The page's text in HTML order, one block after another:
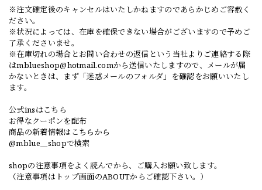
※注文確定後のキャンセルはいたしかねますのであらかじめご容赦く
ださい。
※状況によっては、在庫を確保できない場合がございますので予めご
了承くださいませ。
※在庫切れの場合とお問い合わせの返信という当社よりご連絡する際
はmblueshop@hotmail.comから送信いたしますので、メールが届
かないときは、まず「迷惑メールのフォルダ」を確認をお願いいたし
ます。
公式insはこちら
お得なクーポンを配布
商品の新着情報はこちらから
@mblue__shopで検索
shopの注意事項をよく読んでから、ご購入お願い致します。
（注意事項はトップ画面のABOUTからご確認下さい。）